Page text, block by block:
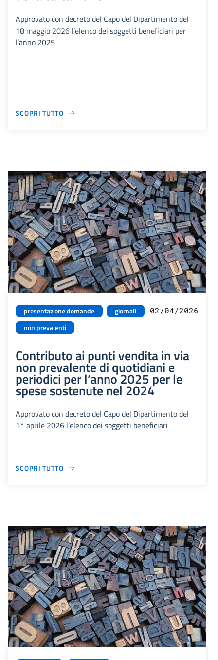
Approvato con decreto del Capo del Dipartimento del
18 maggio 2026 l’elenco dei soggetti beneficiari per
l’anno 2025
SCOPRI TUTTO
presentazione domande
giornali
non prevalenti
02/04/2026
Contributo ai punti vendita in via
non prevalente di quotidiani e
periodici per l’anno 2025 per le
spese sostenute nel 2024
Approvato con decreto del Capo del Dipartimento del
1° aprile 2026 l’elenco dei soggetti beneficiari
SCOPRI TUTTO